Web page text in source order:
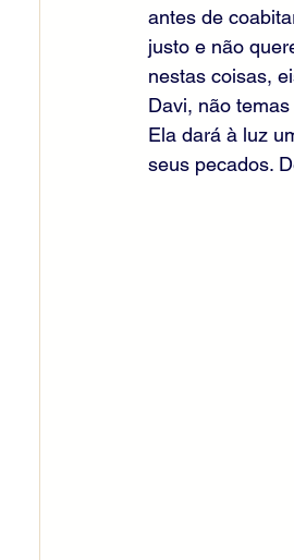
antes de
justo e não
nestas coisas,
Davi, não
Ela dará à luz
seus pecados.